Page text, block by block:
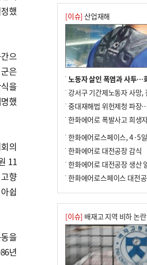
했
으
은
을
했
의
11
향
쉽
을
년
힌 지역기업 응원
[이슈] 산업재해
한화에어로 대전공장 감식
[이슈] 배재고 지역 비하 논란